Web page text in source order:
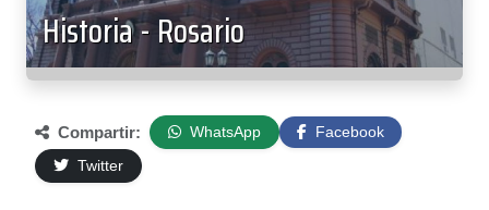
Historia - Rosario
Compartir: WhatsApp
Facebook
Twitter